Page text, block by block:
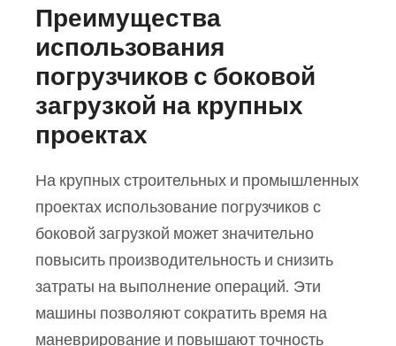
Преимущества
использования
погрузчиков с боковой
загрузкой на крупных
проектах
На крупных строительных и промышленных
проектах использование погрузчиков с
боковой загрузкой может значительно
повысить производительность и снизить
затраты на выполнение операций. Эти
машины позволяют сократить время на
маневрирование и повышают точность